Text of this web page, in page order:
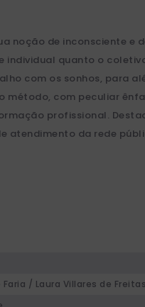
noção de inconsciente
quanto o
com os sonhos, para
com peculiar
profissional.
da rede
Faria / Laura Villares de